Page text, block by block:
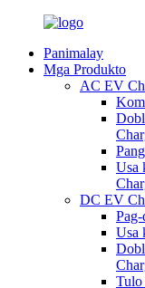
Panimalay
Mga Produkto
AC EV
Usa
DC EV
Usa
Tulo